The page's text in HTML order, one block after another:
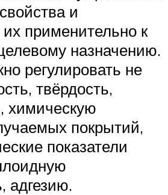
и
их применительно к
назначению.
регулировать не
твёрдость,
химическую
покрытий,
показатели
адгезию.